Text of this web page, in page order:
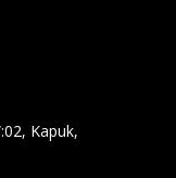
Kapuk,